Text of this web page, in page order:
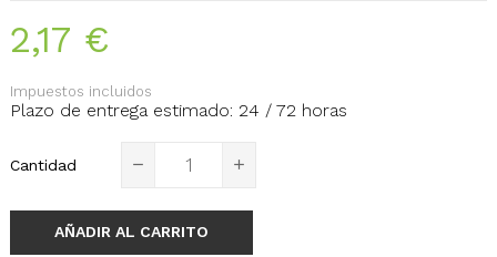
2,17 €
Impuestos incluidos
Plazo de entrega estimado: 24 / 72 horas
Cantidad
AÑADIR AL CARRITO